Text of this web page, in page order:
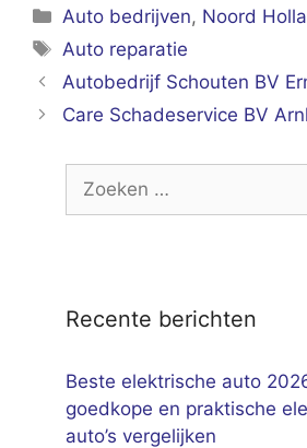
Categorieën
Auto bedrijven, Noord
Tags
Auto reparatie
Autobedrijf Schouten BV
Care Schadeservice BV
naar:
Recente berichten
Beste elektrische auto
goedkope en praktische
auto’s vergelijken